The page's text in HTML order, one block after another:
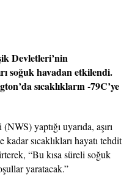
Devletleri’nin
soğuk havadan etkilendi.
sıcaklıkların -79C’ye
yaptığı uyarıda, aşırı
sıcaklıkları hayatı tehdit
“Bu kısa süreli soğuk
yaratacak.”